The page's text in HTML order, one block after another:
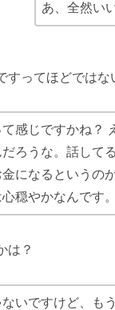
あ、全然い
すってほどではな
感じですかね？
ろうな。話して
になるというの
穏やかなんです。
は？
いですけど、も